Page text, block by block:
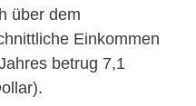
über dem
Einkommen
betrug 7,1